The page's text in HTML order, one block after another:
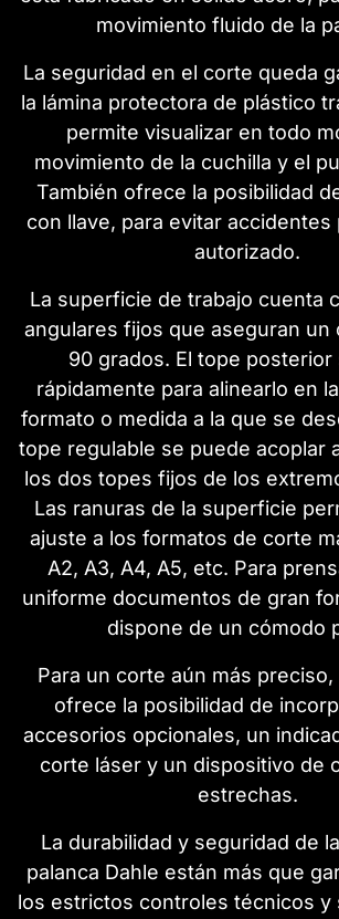
movimiento fluido de la
La seguridad en el corte queda
la lámina protectora de plástico
permite visualizar en todo
movimiento de la cuchilla y el
También ofrece la posibilidad
con llave, para evitar accidentes
autorizado.
La superficie de trabajo cuenta
angulares fijos que aseguran un
90 grados. El tope posterior
rápidamente para alinearlo en
formato o medida a la que se
tope regulable se puede acoplar
los dos topes fijos de los
Las ranuras de la superficie
ajuste a los formatos de corte
A2, A3, A4, A5, etc. Para
uniforme documentos de gran
dispone de un cómodo
Para un corte aún más
ofrece la posibilidad de
accesorios opcionales, un
corte láser y un dispositivo de
estrechas.
La durabilidad y seguridad de
palanca Dahle están más que
los estrictos controles técnicos y